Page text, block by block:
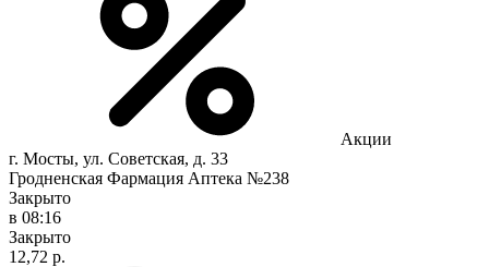
Акции
г. Мосты, ул. Советская, д. 33
Гродненская Фармация Аптека №238
Закрыто
в 08:16
Закрыто
12,72 р.